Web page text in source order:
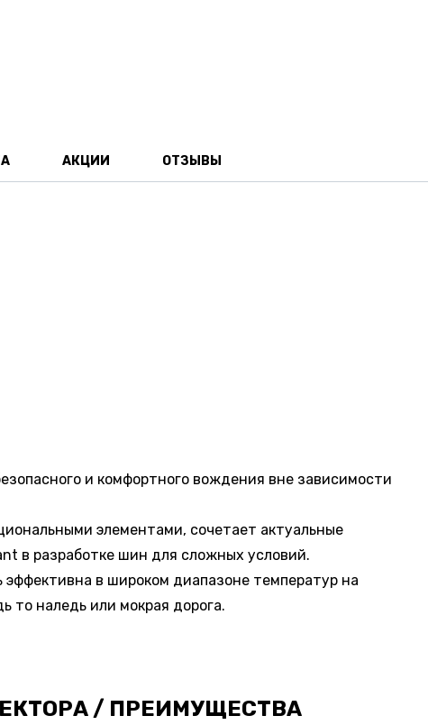
АКЦИИ ОТЗЫВЫ
и комфортного вождения вне зависимости
элементами, сочетает актуальные
в разработке шин для сложных условий.
в широком диапазоне температур на
то наледь или мокрая дорога.
/ ПРЕИМУЩЕСТВА